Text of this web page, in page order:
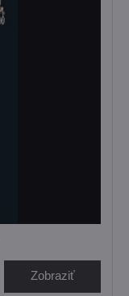
Zobraziť